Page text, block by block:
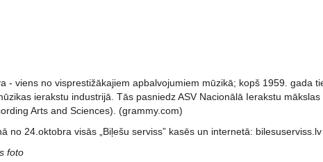
- viens no visprestižākajiem apbalvojumiem mūzikā; kopš 1959. gada
ierakstu industrijā. Tās pasniedz ASV Nacionālā Ierakstu
Arts and Sciences). (grammy.com)
no 24.oktobra visās „Biļešu serviss” kasēs un internetā: bilesuserviss.lv
foto